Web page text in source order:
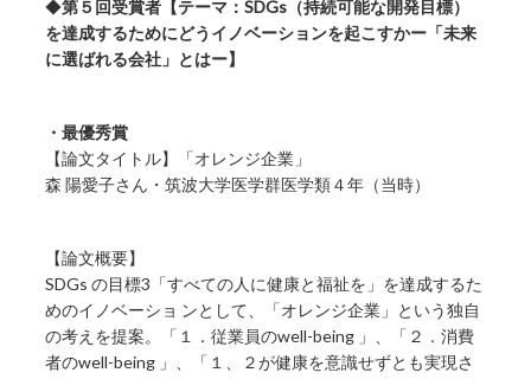
◆第５回受賞者【テーマ：SDGs（持続可能な開発目標）
を達成するためにどうイノベーションを起こすかー「未来
に選ばれる会社」とはー】
・最優秀賞
【論文タイトル】「オレンジ企業」
森 陽愛子さん・筑波大学医学群医学類４年（当時）
【論文概要】
SDGs の目標3「すべての人に健康と福祉を」を達成するた
めのイノベーショ ンとして、「オレンジ企業」という独自
の考えを提案。「１．従業員のwell-being 」、「２．消費
者のwell-being 」、「１、２が健康を意識せずとも実現さ